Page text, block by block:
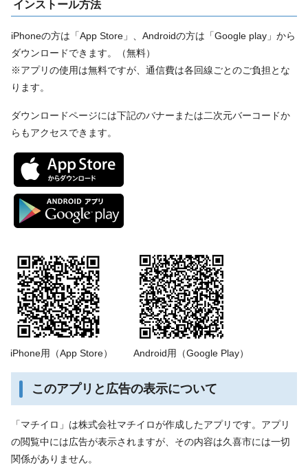
インストール方法
iPhoneの方は「App Store」、Androidの方は「Google play」から
ダウンロードできます。（無料）
※アプリの使用は無料ですが、通信費は各回線ごとのご負担とな
ります。
ダウンロードページには下記のバナーまたは二次元バーコードか
らもアクセスできます。
iPhone用（App Store） Android用（Google Play）
このアプリと広告の表示について
「マチイロ」は株式会社マチイロが作成したアプリです。アプリ
の閲覧中には広告が表示されますが、その内容は久喜市には一切
関係がありません。